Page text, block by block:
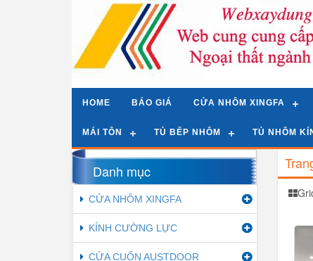
HOME BÁO GIÁ CỬA NHÔM XINGFA
MÁI TÔN TỦ BẾP NHÔM TỦ NHÔM
Danh mục
CỬA NHÔM XINGFA
KÍNH CƯỜNG LỰC
CỬA CUỐN AUSTDOOR